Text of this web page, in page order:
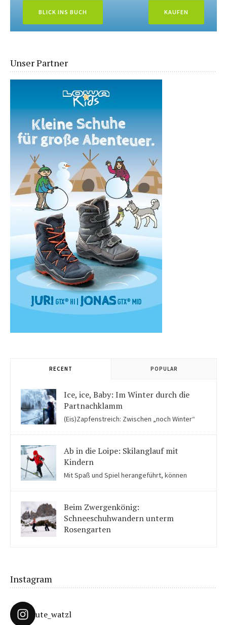
BLICK INS BUCH KAUFEN
Unser Partner
RECENT POPULAR
Ice, ice, Baby: Im Winter durch die
Partnachklamm
(Eis)Zapfenstreich: Zwischen „noch Winter“
Ab in die Loipe: Skilanglauf mit
Kindern
Mit Spaß und Spiel herangeführt, können
Beim Zwergenkönig:
Schneeschuhwandern unterm
Rosengarten
Instagram
ute_watzl